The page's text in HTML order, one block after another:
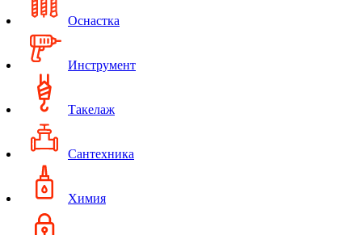
Оснастка
Инструмент
Такелаж
Сантехника
Химия